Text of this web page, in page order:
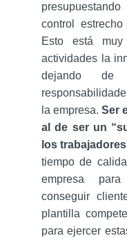
control
Esto está
actividades la
dejando
la empresa.Ser
al de ser un
los
tiempo de
empresa
conseguir
plantilla
para ejercer